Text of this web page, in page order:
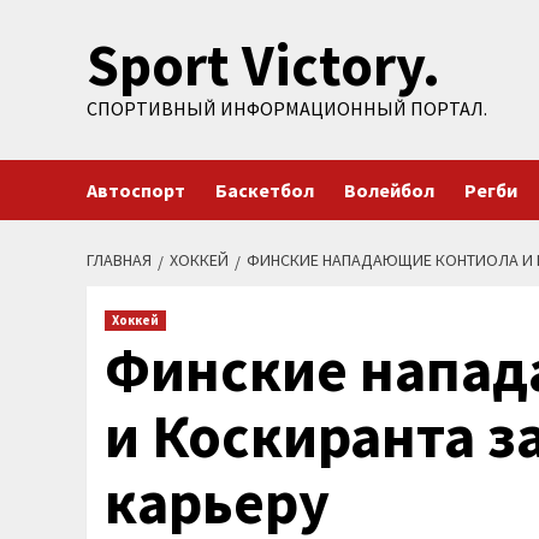
содержимомуSport Victory.
СПОРТИВНЫЙ ИНФОРМАЦИОННЫЙ ПОРТАЛ.
Автоспорт Баскетбол Волейбол Регби
ГЛАВНАЯ ХОККЕЙ ФИНСКИЕ НАПАДАЮЩИЕ КОНТИОЛА И
Хоккей
Финские
и Коскиранта
карьеру